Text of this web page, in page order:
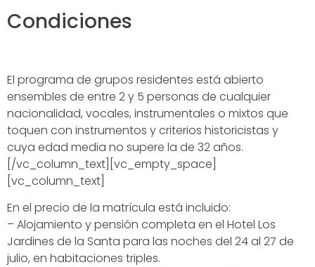
Condiciones
El programa de grupos residentes está abierto
ensembles de entre 2 y 5 personas de cualquier
nacionalidad, vocales, instrumentales o mixtos que
toquen con instrumentos y criterios historicistas y
cuya edad media no supere la de 32 años.
[/vc_column_text][vc_empty_space]
[vc_column_text]
En el precio de la matrícula está incluido:
– Alojamiento y pensión completa en el Hotel Los
Jardines de la Santa para las noches del 24 al 27 de
julio, en habitaciones triples.